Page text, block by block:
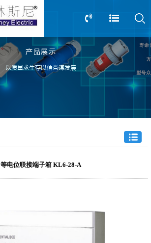
产品展示
以质量求生存以信誉谋发展
13805239166
0517-83612898
等电位联接端子箱 KL6-28-A